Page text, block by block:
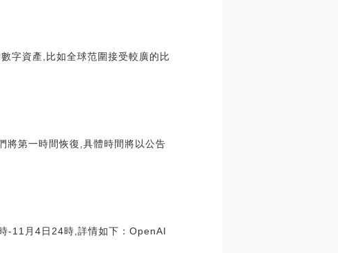
字資產,比如全球范圍接受較廣的比
將第一時間恢復,具體時間將以公告
-11月4日24時,詳情如下：OpenAI